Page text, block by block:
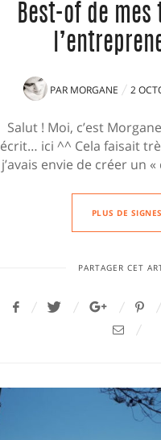
Best-of de mes
PAR MORGANE 2
Salut ! Moi, c’est
écrit… ici ^^ Cela faisait
j’avais envie de créer un
PLUS DE
PARTAGER CET